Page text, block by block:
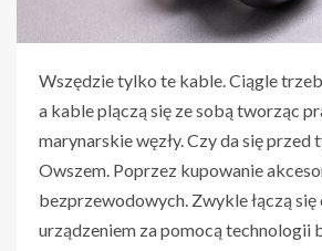
Wszędzie tylko te kable. Ciągle
a kable plączą się ze sobą tworząc
marynarskie węzły. Czy da się przed
Owszem. Poprzez kupowanie
bezprzewodowych. Zwykle łączą się
urządzeniem za pomocą technologii